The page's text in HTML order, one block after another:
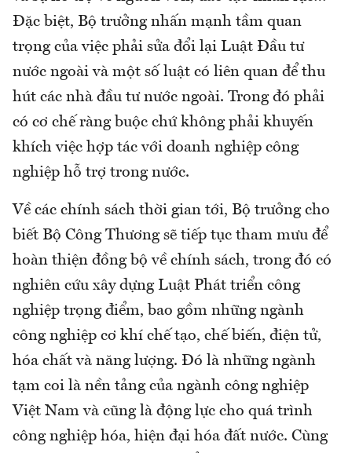
Đặc biệt, Bộ trưởng nhấn mạnh tầm quan
trọng của việc phải sửa đổi lại Luật Đầu tư
nước ngoài và một số luật có liên quan để thu
hút các nhà đầu tư nước ngoài. Trong đó phải
có cơ chế ràng buộc chứ không phải khuyến
khích việc hợp tác với doanh nghiệp công
nghiệp hỗ trợ trong nước.
Về các chính sách thời gian tới, Bộ trưởng cho
biết Bộ Công Thương sẽ tiếp tục tham mưu để
hoàn thiện đồng bộ về chính sách, trong đó có
nghiên cứu xây dựng Luật Phát triển công
nghiệp trọng điểm, bao gồm những ngành
công nghiệp cơ khí chế tạo, chế biến, điện tử,
hóa chất và năng lượng. Đó là những ngành
tạm coi là nền tảng của ngành công nghiệp
Việt Nam và cũng là động lực cho quá trình
công nghiệp hóa, hiện đại hóa đất nước. Cùng